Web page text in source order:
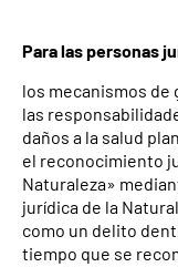
Para las personas
los mecanismos de
las
daños a la salud
el reconocimiento
Naturaleza»
jurídica de la
como un delito
tiempo que se